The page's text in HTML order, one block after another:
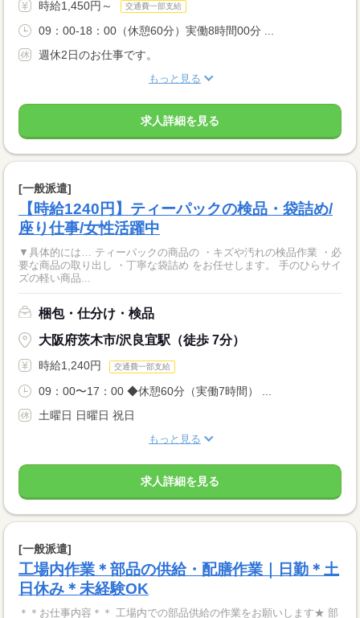
時給1,450円～ 交通費一部支給
09：00-18：00（休憩60分）実働8時間00分 ...
週休2日のお仕事です。
もっと見る
求人詳細を見る
[一般派遣]
【時給1240円】ティーパックの検品・袋詰め/
座り仕事/女性活躍中
▼具体的には… ティーパックの商品の ・キズや汚れの検品作業 ・必
要な商品の取り出し ・丁寧な袋詰め をお任せします。 手のひらサイ
ズの軽い商品...
梱包・仕分け・検品
大阪府茨木市/沢良宜駅（徒歩 7分）
時給1,240円 交通費一部支給
09：00〜17：00 ◆休憩60分（実働7時間） ...
土曜日 日曜日 祝日
もっと見る
求人詳細を見る
[一般派遣]
工場内作業＊部品の供給・配膳作業｜日勤＊土
日休み＊未経験OK
＊＊お仕事内容＊＊ 工場内での部品供給の作業をお願いします★ 部